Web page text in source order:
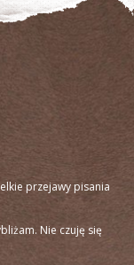
przejawy pisania
Nie czuję się